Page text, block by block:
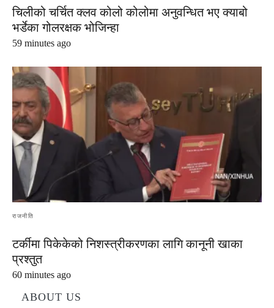
चिलीको चर्चित क्लव कोलो कोलोमा अनुवन्धित भए क्याबो
भर्डेका गोलरक्षक भोजिन्हा
59 minutes ago
राजनीति
टर्कीमा पिकेकेको निशस्त्रीकरणका लागि कानूनी खाका
प्रश्तुत
60 minutes ago
ABOUT US